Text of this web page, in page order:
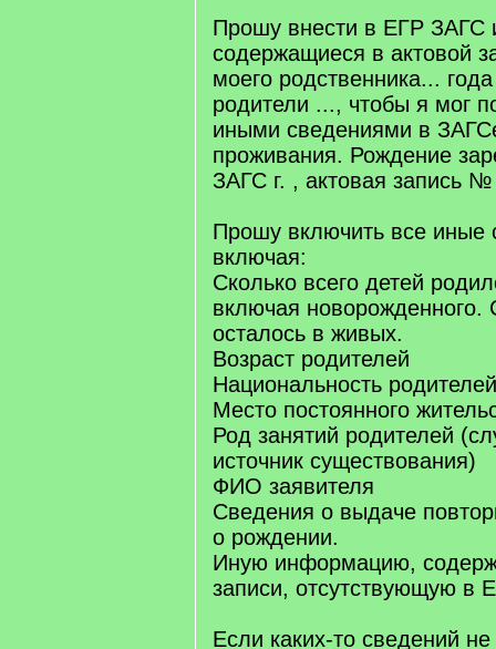
Прошу внести в ЕГР ЗАГС
содержащиеся в актовой
моего родственника...
родители ..., чтобы я мог
иными сведениями в
проживания. Рождение
ЗАГС г. , актовая запись
Прошу включить все иные
включая:
Сколько всего детей
включая новорожденного.
осталось в живых.
Возраст родителей
Национальность
Место постоянного
Род занятий родителей
источник существования)
ФИО заявителя
Сведения о выдаче
о рождении.
Иную информацию,
записи, отсутствующую в
Если каких-то сведений